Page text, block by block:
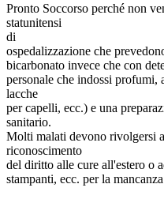
Pronto Soccorso perché non
statunitensi
di
ospedalizzazione che
bicarbonato invece che con
personale che indossi profumi,
lacche
per capelli, ecc.) e una
sanitario.
Molti malati devono rivolgersi
riconoscimento
del diritto alle cure all'estero o
stampanti, ecc. per la